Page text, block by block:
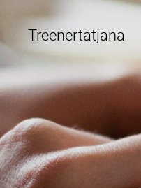
Treenertatjana